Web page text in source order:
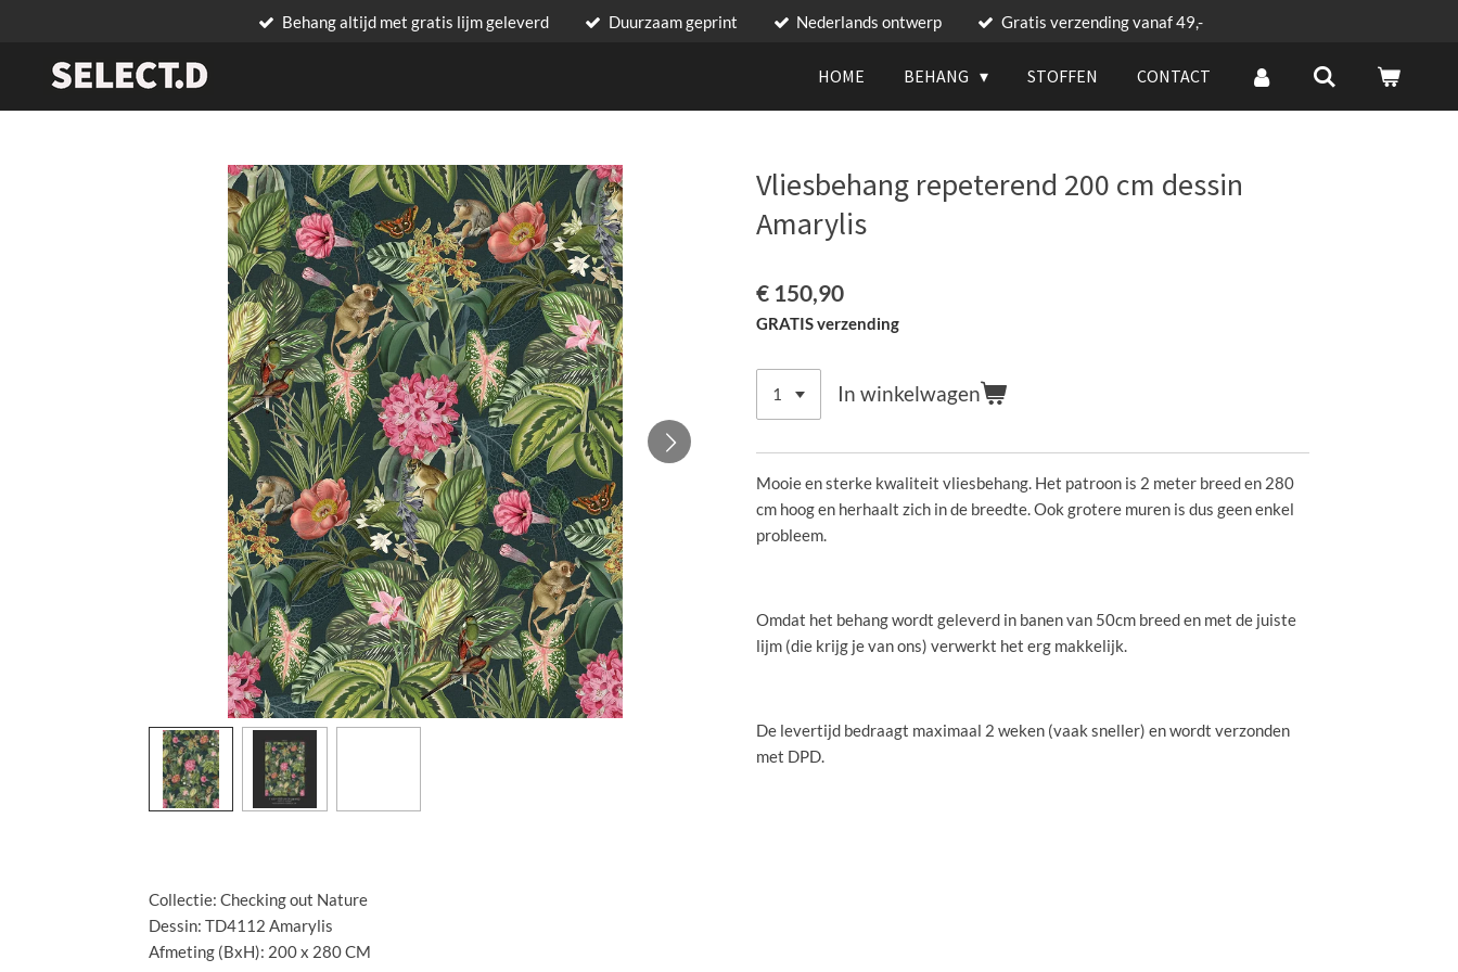
Behang altijd met gratis lijm geleverd Duurzaam geprint Nederlands ontwerp Gratis verzending vanaf 49,-
HOME BEHANG STOFFEN CONTACT
Vliesbehang repeterend 200 cm dessin
Amarylis
€ 150,90
GRATIS verzending
In winkelwagen
Mooie en sterke kwaliteit vliesbehang. Het patroon is 2 meter breed en 280
cm hoog en herhaalt zich in de breedte. Ook grotere muren is dus geen enkel
probleem.
Omdat het behang wordt geleverd in banen van 50cm breed en met de juiste
lijm (die krijg je van ons) verwerkt het erg makkelijk.
De levertijd bedraagt maximaal 2 weken (vaak sneller) en wordt verzonden
met DPD.
Collectie: Checking out Nature
Dessin: TD4112 Amarylis
Afmeting (BxH): 200 x 280 CM